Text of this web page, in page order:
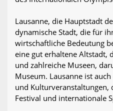
Lausanne, die Hauptstadt
dynamische Stadt, die für
wirtschaftliche Bedeutung
eine gut erhaltene Altstadt,
und zahlreiche Museen,
Museum. Lausanne ist
und Kulturveranstaltungen,
Festival und internationale